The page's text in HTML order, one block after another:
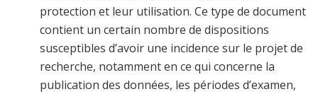
protection et leur utilisation. Ce type de document
contient un certain nombre de dispositions
susceptibles d’avoir une incidence sur le projet de
recherche, notamment en ce qui concerne la
publication des données, les périodes d’examen,